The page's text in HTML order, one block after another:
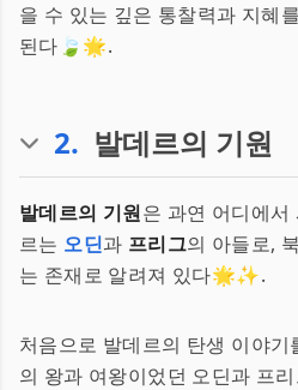
을 수 있는 깊은 통찰력과 지혜
된다🍃🌟.
2. 발데르의 기원
발데르의 기원은 과연 어디에
르는 오딘과 프리그의 아들로,
는 존재로 알려져 있다🌟✨.
처음으로 발데르의 탄생 이야기
의 왕과 여왕이었던 오딘과 프